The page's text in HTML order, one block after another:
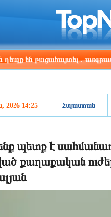
Los Angeles
05:18
առգրավվել է
2026 14:25 Հայաստան
պետք է
քաղաքական